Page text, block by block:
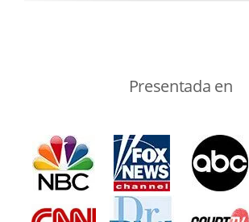
Presentada en